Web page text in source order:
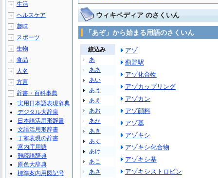
ウィキペディア のさくいん
「あぞ」から始まる用語のさくいん
絞込み
あ
ああ
あい
あう
あえ
あお
あか
あき
あく
あけ
あこ
あさ
アゾ
薊野駅
アゾ化合物
アゾカップリング
アゾカン
アゾ顔料
アゾ基
アゾキシ
アゾキシ化合物
アゾキシ基
アゾキシストロビン
＋ 生活
＋ ヘルスケア
＋ 趣味
＋ スポーツ
＋ 生物
＋ 食品
＋ 人名
＋ 方言
－
辞書・百科事典
実用日本語表現辞典
デジタル大辞泉
日本語活用形辞書
文語活用形辞書
丁寧表現の辞書
宮内庁用語
難読語辞典
原色大辞典
標準案内用図記号